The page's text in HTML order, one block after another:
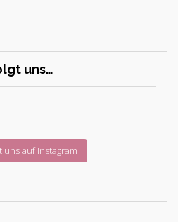
uns…
uns auf Instagram